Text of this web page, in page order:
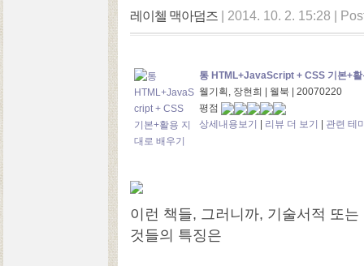
레이첼 맥아덤즈 | 2014. 10. 2. 15:28 |
통 HTML+JavaScript + CSS 기본+
웰기획, 장현희 | 웰북 | 20070220
평점
상세내용보기
리뷰 더 보기 관련 테
이런 책들, 그러니까, 기술서적 또
것들의 특징은